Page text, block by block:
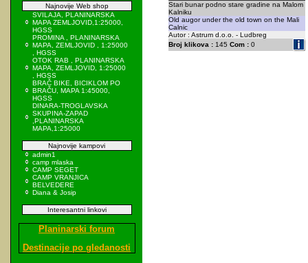
Najnovije Web shop
SVILAJA, PLANINARSKA
MAPA ZEMLJOVID,1:25000,
HGSS
PROMINA , PLANINARSKA
MAPA, ZEMLJOVID , 1:25000
, HGSS
OTOK RAB , PLANINARSKA
MAPA, ZEMLJOVID, 1:25000
, HGSS
BRAČ BIKE, BICIKLOM PO
BRAČU, MAPA 1:45000,
HGSS
DINARA-TROGLAVSKA
SKUPINA-ZAPAD
,PLANINARSKA
MAPA,1:25000
Najnovije kampovi
admin1
camp mlaska
CAMP SEGET
CAMP VRANJICA
BELVEDERE
Diana & Josip
Interesantni linkovi
Planinarski forum
Destinacije po gledanosti
Stari bunar podno stare gradine na Malom
Kalniku
Old augor under the old town on the Mali
Calnic
Autor : Astrum d.o.o. - Ludbreg
Broj klikova :145 Com :0